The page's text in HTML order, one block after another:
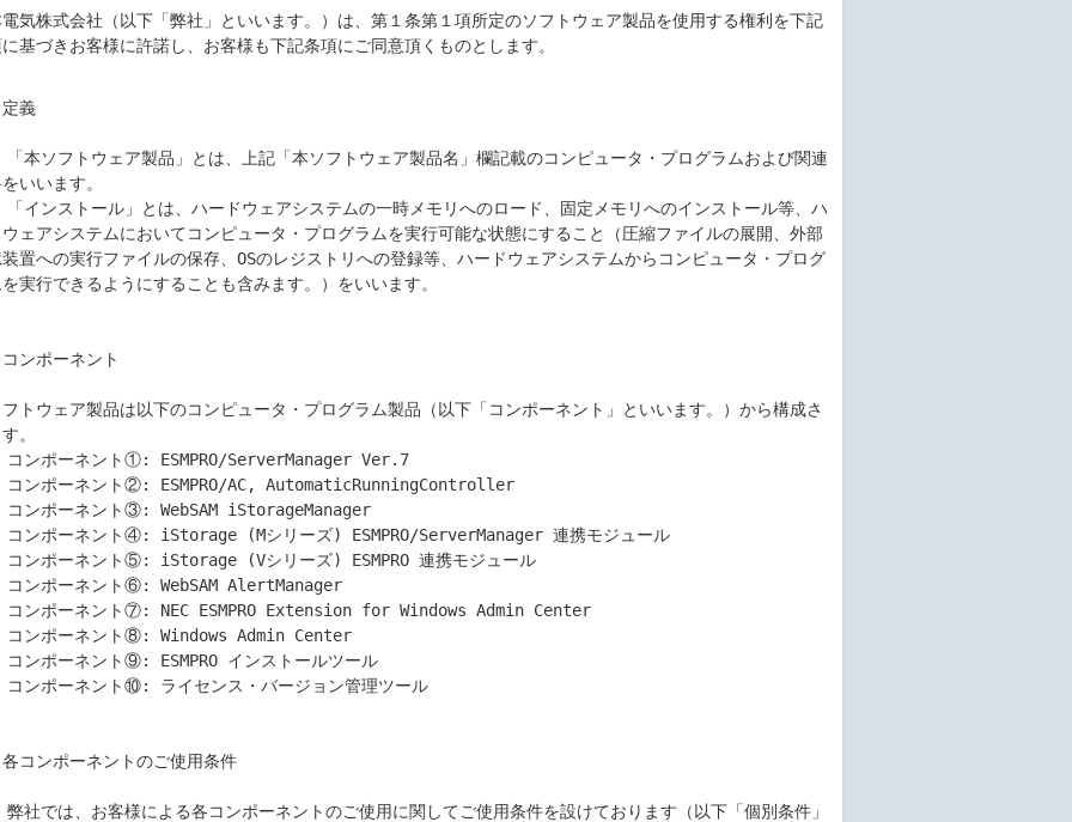
気株式会社（以下「弊社」といいます。）は、第１条第１項所定のソフトウェア製品を使用する権利を下記
基づきお客様に許諾し、お客様も下記条項にご同意頂くものとします。
義
本ソフトウェア製品」とは、上記「本ソフトウェア製品名」欄記載のコンピュータ・プログラムおよび関連
いいます。
インストール」とは、ハードウェアシステムの一時メモリへのロード、固定メモリへのインストール等、ハ
ェアシステムにおいてコンピュータ・プログラムを実行可能な状態にすること（圧縮ファイルの展開、外部
置への実行ファイルの保存、OSのレジストリへの登録等、ハードウェアシステムからコンピュータ・プログ
実行できるようにすることも含みます。）をいいます。
ンポーネント
トウェア製品は以下のコンピュータ・プログラム製品（以下「コンポーネント」といいます。）から構成さ
。
コンポーネントのご使用条件
社では、お客様による各コンポーネントのご使用に関してご使用条件を設けております（以下「個別条件」